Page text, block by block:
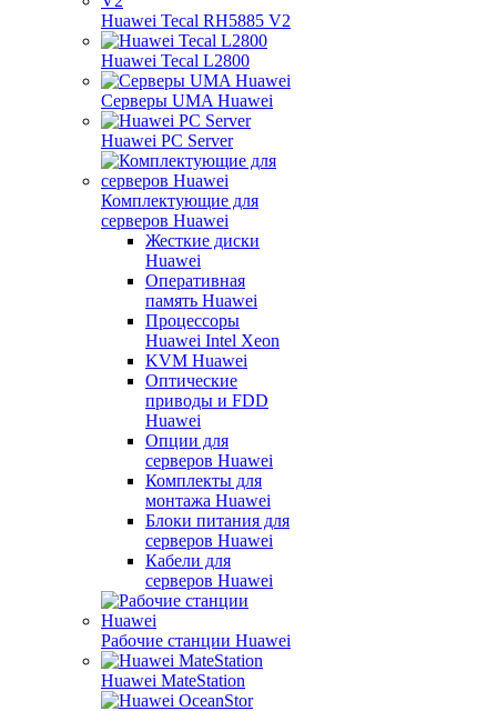
Huawei Tecal RH5885 V2
Huawei Tecal L2800
Серверы UMA Huawei
Huawei PC Server
Комплектующие для
серверов Huawei
Жесткие диски
Huawei
Оперативная
память Huawei
Процессоры
Huawei Intel Xeon
KVM Huawei
Оптические
приводы и FDD
Huawei
Опции для
серверов Huawei
Комплекты для
монтажа Huawei
Блоки питания для
серверов Huawei
Кабели для
серверов Huawei
Рабочие станции Huawei
Huawei MateStation